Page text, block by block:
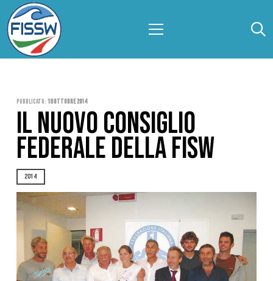
Pubblicato: 18 Ottobre 2014
IL NUOVO CONSIGLIO
FEDERALE DELLA FISW
2014